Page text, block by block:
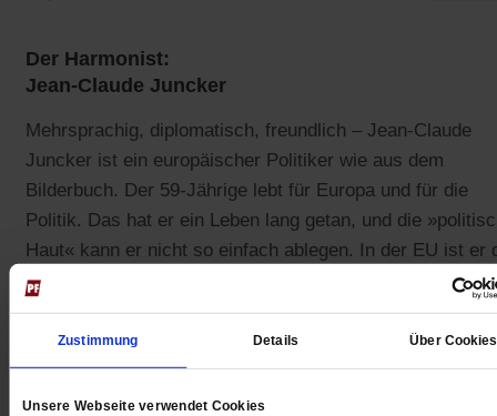
Zustimmung Details Über Cookies
Unsere Webseite verwendet Cookies
Der Harmonist:
Jean-Claude Juncker
Mehrsprachig, diplomatisch, freundlich – Jean-Claude
Juncker ist ein europäischer Politiker wie aus dem
Bilderbuch. Der 59-Jährige lebt für Europa und für die
Politik. Das hat er ein Leben lang getan, und die
Haut« kann er nicht so einfach ablegen. In der EU ist er
Vermittler – ein Mann, der Kompromisse lanciert und für
Harmonie sorgt. Wenn allerdings jemand Luxemburg als
Steueroase bezeichnet, dann wird er auch mal sauer. In
ihrem Wahlprogramm bekennt sich dieEuropäische
Volkspartei(EVP) zum Kampf gegen